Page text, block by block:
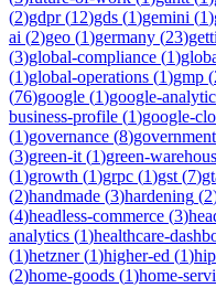
(2)gdpr(12)gds (1)gemini (1)
ai (2)geo (1)germany (23)
(3)global-compliance (1)
(1)global-operations (1)gmp (
(76)google (1)google-
business-profile (1)google-
(1)governance (8)government
(3)green-it (1)green-
(1)growth (1)grpc (1)gst (7)
(2)handmade (3)hardening (2
(4)headless-commerce (3)
analytics (1)healthcare-
(1)hetzner(1)higher-ed (1)
(2)home-goods (1)home-